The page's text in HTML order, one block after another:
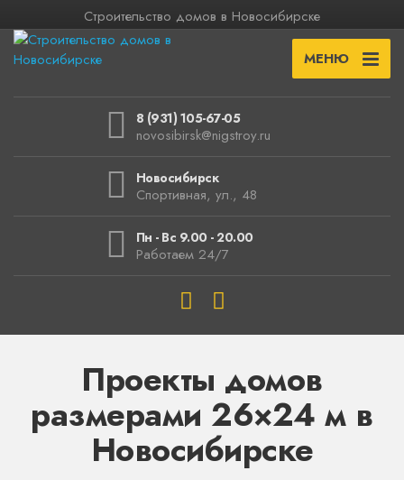
Строительство домов в Новосибирске
МЕНЮ
8 (931) 105-67-05
novosibirsk@nigstroy.ru
Новосибирск
Спортивная, ул., 48
Пн - Вс 9.00 - 20.00
Работаем 24/7
Проекты домов
размерами 26×24 м в
Новосибирске